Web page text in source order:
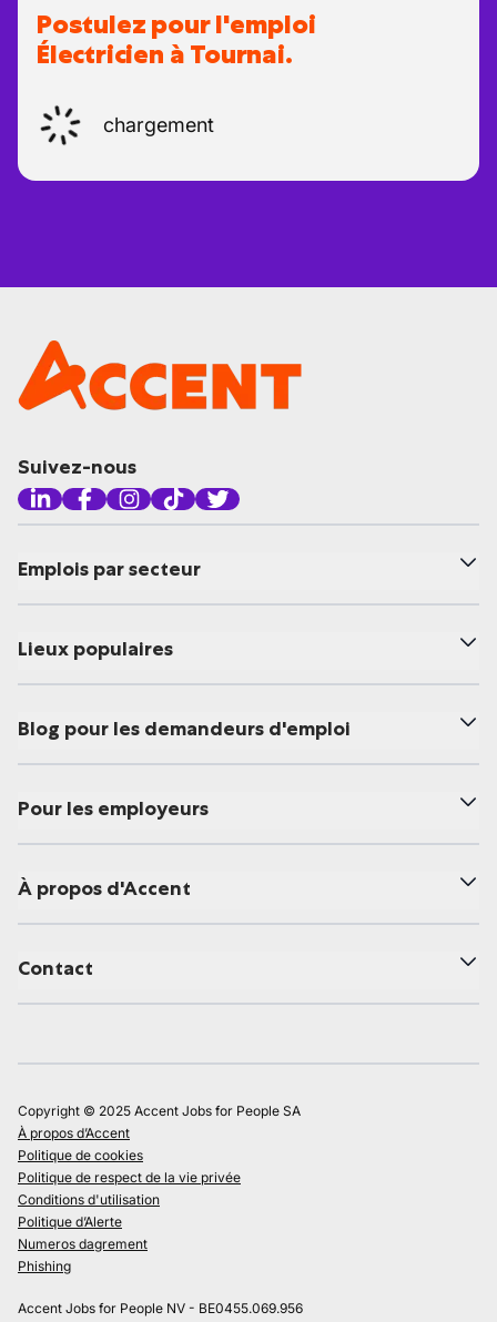
Postulez pour l'emploi
Électricien à Tournai.
chargement
Suivez-nous
Emplois par secteur
Lieux populaires
Blog pour les demandeurs d'emploi
Pour les employeurs
À propos d'Accent
Contact
Copyright © 2025 Accent Jobs for People SA
À propos d’Accent
Politique de cookies
Politique de respect de la vie privée
Conditions d'utilisation
Politique d’Alerte
Numeros dagrement
Phishing
Accent Jobs for People NV - BE0455.069.956